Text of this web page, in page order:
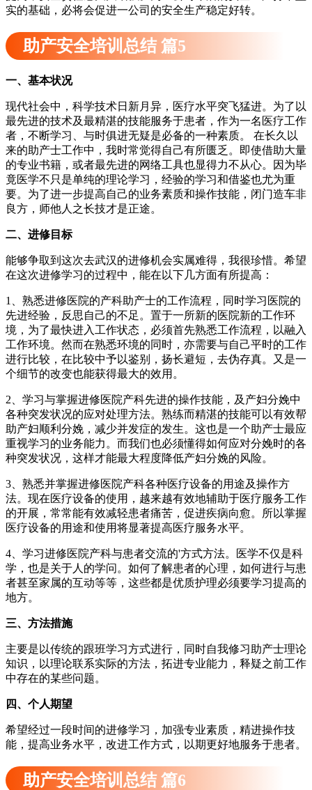
实的基础，必将会促进一公司的安全生产稳定好转。
助产安全培训总结 篇5
一、基本状况
现代社会中，科学技术日新月异，医疗水平突飞猛进。为了以
最先进的技术及最精湛的技能服务于患者，作为一名医疗工作
者，不断学习、与时俱进无疑是必备的一种素质。 在长久以
来的助产士工作中，我时常觉得自己有所匮乏。即使借助大量
的专业书籍，或者最先进的网络工具也显得力不从心。因为毕
竟医学不只是单纯的理论学习，经验的学习和借鉴也尤为重
要。为了进一步提高自己的业务素质和操作技能，闭门造车非
良方，师他人之长技才是正途。
二、进修目标
能够争取到这次去武汉的进修机会实属难得，我很珍惜。希望
在这次进修学习的过程中，能在以下几方面有所提高：
1、熟悉进修医院的产科助产士的工作流程，同时学习医院的
先进经验，反思自己的不足。置于一所新的医院新的工作环
境，为了最快进入工作状态，必须首先熟悉工作流程，以融入
工作环境。然而在熟悉环境的同时，亦需要与自己平时的工作
进行比较，在比较中予以鉴别，扬长避短，去伪存真。又是一
个细节的改变也能获得最大的效用。
2、学习与掌握进修医院产科先进的操作技能，及产妇分娩中
各种突发状况的应对处理方法。熟练而精湛的技能可以有效帮
助产妇顺利分娩，减少并发症的发生。这也是一个助产士最应
重视学习的业务能力。而我们也必须懂得如何应对分娩时的各
种突发状况，这样才能最大程度降低产妇分娩的风险。
3、熟悉并掌握进修医院产科各种医疗设备的用途及操作方
法。现在医疗设备的使用，越来越有效地辅助于医疗服务工作
的开展，常常能有效减轻患者痛苦，促进疾病向愈。所以掌握
医疗设备的用途和使用将显著提高医疗服务水平。
4、学习进修医院产科与患者交流的'方式方法。医学不仅是科
学，也是关于人的学问。如何了解患者的心理，如何进行与患
者甚至家属的互动等等，这些都是优质护理必须要学习提高的
地方。
三、方法措施
主要是以传统的跟班学习方式进行，同时自我修习助产士理论
知识，以理论联系实际的方法，拓进专业能力，释疑之前工作
中存在的某些问题。
四、个人期望
希望经过一段时间的进修学习，加强专业素质，精进操作技
能，提高业务水平，改进工作方式，以期更好地服务于患者。
助产安全培训总结 篇6